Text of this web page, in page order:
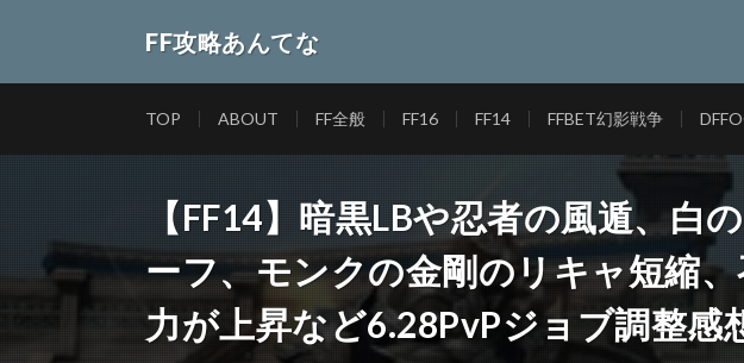
FF攻略あんてな
TOP ABOUT FF全般 FF16 FF14 FFBET幻影戦争
【FF14】暗黒LBや忍者の風遁、白
ーフ、モンクの金剛のリキャ短縮
力が上昇など6.28PvPジョブ調整感